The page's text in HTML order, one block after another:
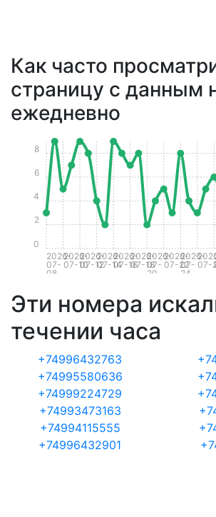
Как часто
страницу с данным
ежедневно
2026-
07-
08
2026-
07-10
2026-
07-12
2026-
07-14
2026-
07-16
2026-
07-18
2026-
07-
20
2026-
07-22
2026-
07-
24
07-
0
2
4
6
8
Эти номера
течении часа
+74996432763
+74995580636
+74999224729
+74993473163
+74994115555
+74996432901